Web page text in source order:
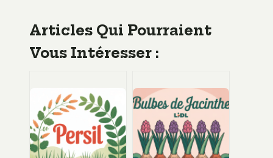
Articles Qui Pourraient
Vous Intéresser :